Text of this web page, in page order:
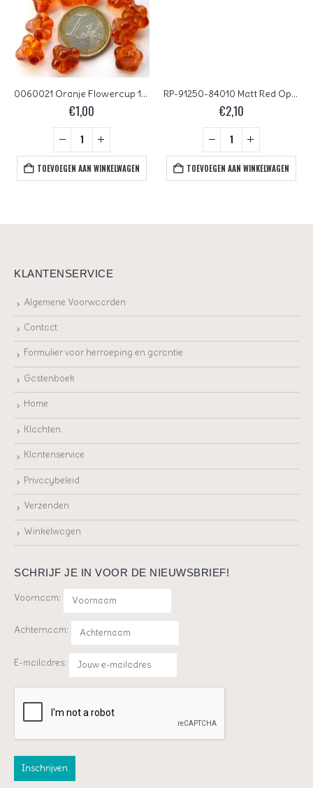
0060021 Oranje Flowercup 10 stuks.
€1,00
TOEVOEGEN AAN WINKELWAGEN
RP-91250-84010 Matt Red Opal 50 Pc.
€2,10
TOEVOEGEN AAN WINKELWAGEN
KLANTENSERVICE
Algemene Voorwaarden
Contact
Formulier voor herroeping en garantie
Gastenboek
Home
Klachten
Klantenservice
Privacybeleid
Verzenden
Winkelwagen
SCHRIJF JE IN VOOR DE NIEUWSBRIEF!
Voornaam:
Achternaam:
E-mailadres: